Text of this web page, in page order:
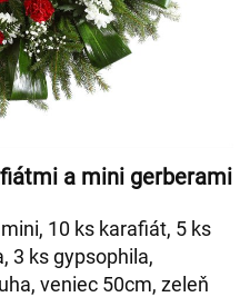
a mini gerberami
10 ks karafiát, 5 ks
3 ks gypsophila,
veniec 50cm, zeleň